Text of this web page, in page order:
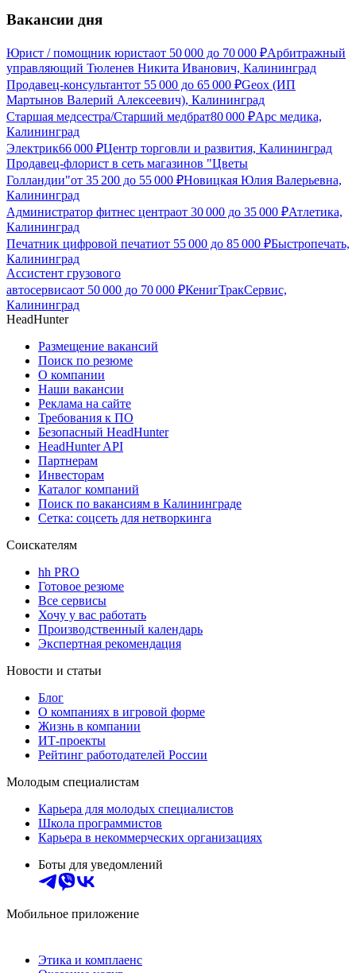
Вакансии дня
Юрист / помощник юристаот 50 000 до 70 000 ₽Арбитражный
управляющий Тюленев Никита Иванович, Калининград
Продавец-консультантот 55 000 до 65 000 ₽Geox (ИП
Мартынов Валерий Алексеевич), Калининград
Старшая медсестра/Старший медбрат80 000 ₽Арс медика,
Калининград
Электрик66 000 ₽Центр торговли и развития, Калининград
Продавец-флорист в сеть магазинов "Цветы
Голландии"от 35 200 до 55 000 ₽Новицкая Юлия Валерьевна,
Калининград
Администратор фитнес центраот 30 000 до 35 000 ₽Атлетика,
Калининград
Печатник цифровой печатиот 55 000 до 85 000 ₽Быстропечать,
Калининград
Ассистент грузового
автосервисаот 50 000 до 70 000 ₽КенигТракСервис,
Калининград
HeadHunter
Размещение вакансий
Поиск по резюме
О компании
Наши вакансии
Реклама на сайте
Требования к ПО
Безопасный HeadHunter
HeadHunter API
Партнерам
Инвесторам
Каталог компаний
Поиск по вакансиям в Калининграде
Сетка: соцсеть для нетворкинга
Соискателям
hh PRO
Готовое резюме
Все сервисы
Хочу у вас работать
Производственный календарь
Экспертная рекомендация
Новости и статьи
Блог
О компаниях в игровой форме
Жизнь в компании
ИТ-проекты
Рейтинг работодателей России
Молодым специалистам
Карьера для молодых специалистов
Школа программистов
Карьера в некоммерческих организациях
Боты для уведомлений
Мобильное приложение
Этика и комплаенс